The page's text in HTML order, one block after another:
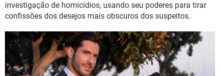
investigação de homicídios, usando seu poderes para tirar
confissões dos desejos mais obscuros dos suspeitos.